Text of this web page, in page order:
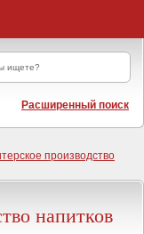
Расширенный поиск
производство
напитков